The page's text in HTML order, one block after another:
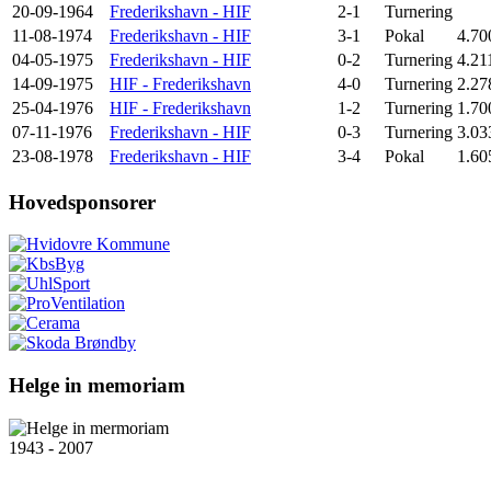
20-09-1964
Frederikshavn - HIF 2-1
Turnering
11-08-1974
Frederikshavn - HIF 3-1 Pokal
04-05-1975
Frederikshavn - HIF 0-2 Turnering 4.211
14-09-1975
HIF - Frederikshavn 4-0 Turnering
25-04-1976
HIF - Frederikshavn 1-2 Turnering
07-11-1976
Frederikshavn - HIF 0-3 Turnering
23-08-1978
Frederikshavn - HIF 3-4 Pokal
Hovedsponsorer
Helge in memoriam
1943 - 2007